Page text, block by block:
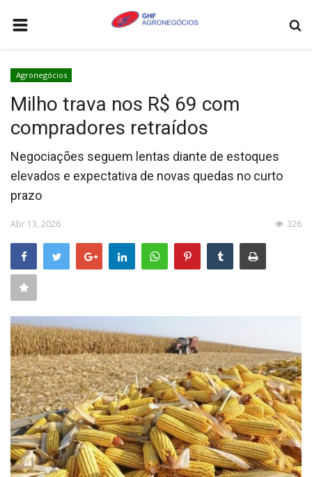
AGRONEGÓCIOS
LEILÕES
FEIRAS E EVENTOS
LOGÍSTICA
COTAÇÕES
COMO ANUNCIAR
COLUNISTA
QUEM SOMOS
CONTATO
CONECTE-SE
REGISTO
Agronegócios
Milho trava nos R$ 69 com
compradores retraídos
Negociações seguem lentas diante de estoques
elevados e expectativa de novas quedas no curto
prazo
Abr 13, 2026 326